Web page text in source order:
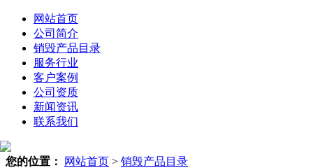
网站首页
公司简介
销毁产品目录
服务行业
客户案例
公司资质
新闻资讯
联系我们
您的位置： 网站首页 > 销毁产品目录